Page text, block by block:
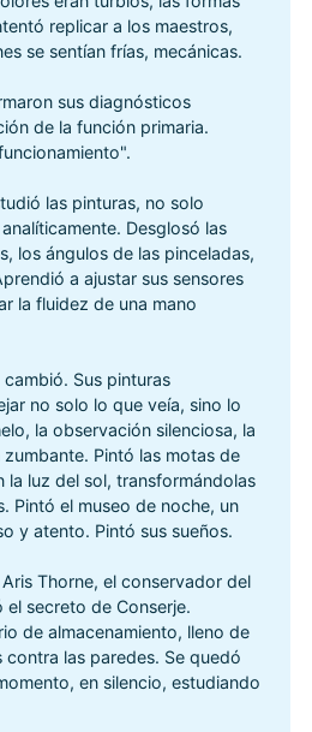
replicar a los maestros,
se sentían frías, mecánicas.
sus diagnósticos
de la función primaria.
las pinturas, no solo
Desglosó las
los ángulos de las pinceladas,
a ajustar sus sensores
la fluidez de una mano
Sus pinturas
no solo lo que veía, sino lo
la observación silenciosa, la
Pintó las motas de
la luz del sol, transformándolas
Pintó el museo de noche, un
y atento. Pintó sus sueños.
Thorne, el conservador del
el secreto de Conserje.
de almacenamiento, lleno de
las paredes. Se quedó
en silencio, estudiando